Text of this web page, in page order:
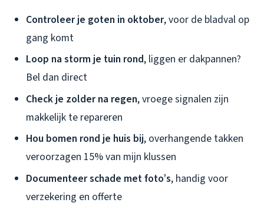
Controleer je goten in oktober, voor de bladval op
gang komt
Loop na storm je tuin rond, liggen er dakpannen?
Bel dan direct
Check je zolder na regen, vroege signalen zijn
makkelijk te repareren
Hou bomen rond je huis bij, overhangende takken
veroorzagen 15% van mijn klussen
Documenteer schade met foto’s, handig voor
verzekering en offerte